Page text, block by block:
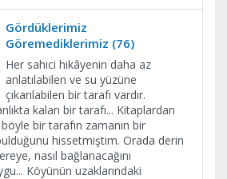
Gördüklerimiz
Göremediklerimiz (76)
Her sahici hikâyenin daha az
anlatılabilen ve su yüzüne
çıkarılabilen bir tarafı vardır.
kalan bir tarafı... Kitaplardan
bir tarafın zamanın bir
hissetmiştim. Orada derin
nasıl bağlanacağını
Köyünün uzaklarındaki